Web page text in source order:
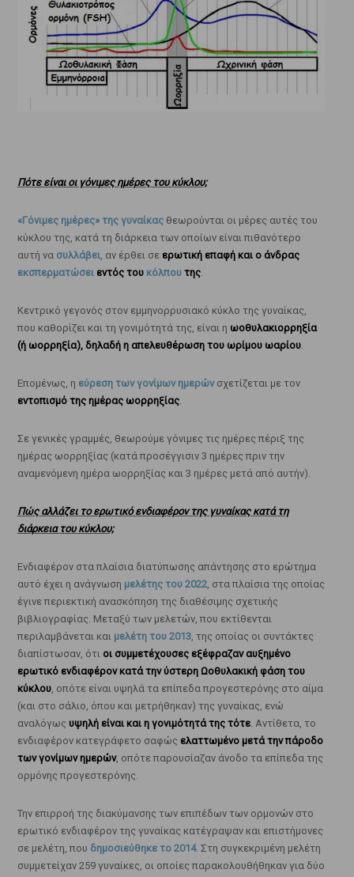
Πότε είναι οι γόνιμες ημέρες του κύκλου;
«Γόνιμες ημέρες» της γυναίκαςθεωρούνται οι μέρες αυτές του
κύκλου της, κατά τη διάρκεια των οποίων είναι πιθανότερο
αυτή να συλλάβει, αν έρθει σε ερωτική επαφή και ο άνδρας
εκσπερματώσειεντός του κόλπουτης.
Κεντρικό γεγονός στον εμμηνορρυσιακό κύκλο της γυναίκας,
που καθορίζει και τη γονιμότητά της, είναι η ωοθυλακιορρηξία
(ή ωορρηξία), δηλαδή η απελευθέρωση του ωρίμου ωαρίου.
Επομένως, η εύρεση των γονίμων ημερώνσχετίζεται με τον
εντοπισμό της ημέρας ωορρηξίας.
Σε γενικές γραμμές, θεωρούμε γόνιμες τις ημέρες πέριξ της
ημέρας ωορρηξίας (κατά προσέγγισιν 3 ημέρες πριν την
αναμενόμενη ημέρα ωορρηξίας και 3 ημέρες μετά από αυτήν).
Πώς αλλάζει το ερωτικό ενδιαφέρον της γυναίκας κατά τη
διάρκεια του κύκλου;
Ενδιαφέρον στα πλαίσια διατύπωσης απάντησης στο ερώτημα
αυτό έχει η ανάγνωση μελέτης του 2022, στα πλαίσια της οποίας
έγινε περιεκτική ανασκόπηση της διαθέσιμης σχετικής
βιβλιογραφίας. Μεταξύ των μελετών, που εκτίθενται
περιλαμβάνεται και μελέτη του 2013, της οποίας οι συντάκτες
διαπίστωσαν, ότι οι συμμετέχουσες εξέφραζαν αυξημένο
ερωτικό ενδιαφέρον κατά την ύστερη Ωοθυλακική φάση του
κύκλου, οπότε είναι υψηλά τα επίπεδα προγεστερόνης στο αίμα
(και στο σάλιο, όπου και μετρήθηκαν) της γυναίκας, ενώ
αναλόγως υψηλή είναι και η γονιμότητά της τότε. Αντίθετα, το
ενδιαφέρον κατεγράφετο σαφώς ελαττωμένο μετά την πάροδο
των γονίμων ημερών, οπότε παρουσίαζαν άνοδο τα επίπεδα της
ορμόνης προγεστερόνης.
Την επιρροή της διακύμανσης των επιπέδων των ορμονών στο
ερωτικό ενδιαφέρον της γυναίκας κατέγραψαν και επιστήμονες
σε μελέτη, που δημοσιεύθηκε το 2014. Στη συγκεκριμένη μελέτη
συμμετείχαν 259 γυναίκες, οι οποίες παρακολουθήθηκαν για δύο